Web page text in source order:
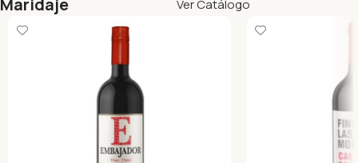
Maridaje Ver Catálogo